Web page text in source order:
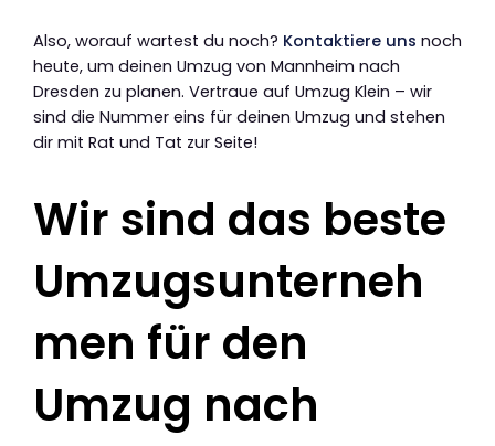
Also, worauf wartest du noch? Kontaktiere uns noch
heute, um deinen Umzug von Mannheim nach
Dresden zu planen. Vertraue auf Umzug Klein – wir
sind die Nummer eins für deinen Umzug und stehen
dir mit Rat und Tat zur Seite!
Wir sind das beste
Umzugsunterneh
men für den
Umzug nach